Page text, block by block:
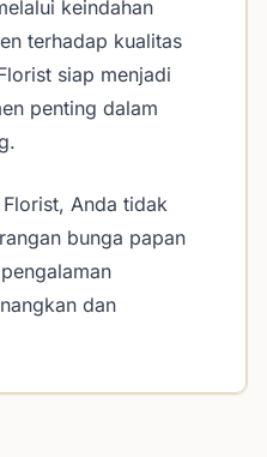
keindahan
terhadap kualitas
siap menjadi
penting dalam
Anda tidak
bunga papan
dan